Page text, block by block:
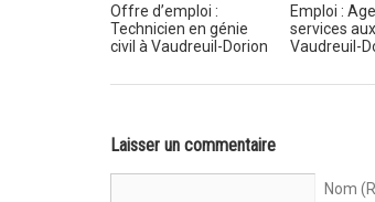
Offre d’emploi :
Technicien en génie
civil à Vaudreuil-Dorion
Emploi :
services
Vaudreuil-
Laisser un commentaire
Nom